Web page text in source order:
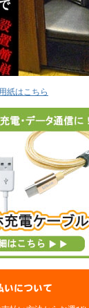
紙はこちら